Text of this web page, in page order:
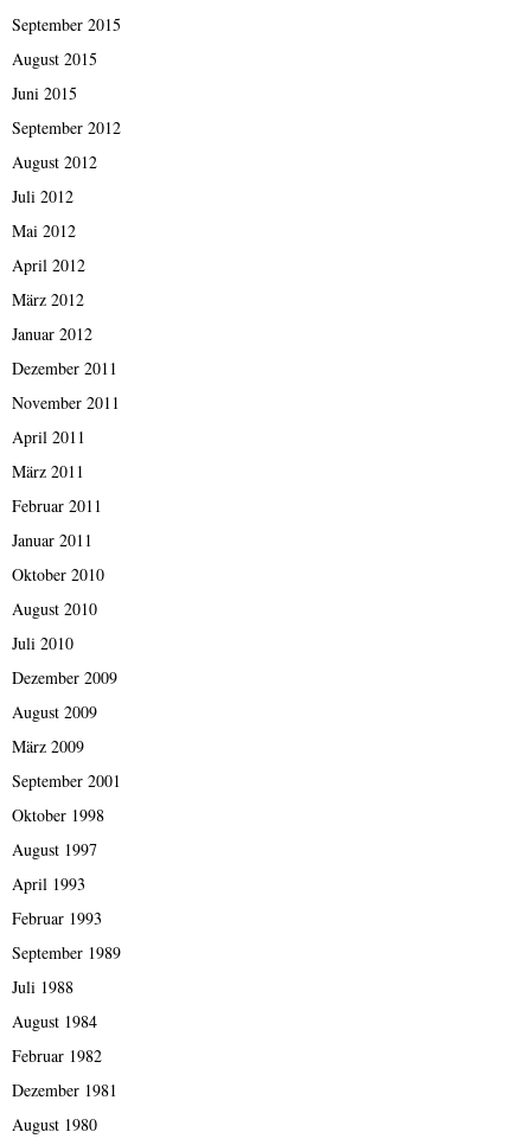
September 2015
August 2015
Juni 2015
September 2012
August 2012
Juli 2012
Mai 2012
April 2012
März 2012
Januar 2012
Dezember 2011
November 2011
April 2011
März 2011
Februar 2011
Januar 2011
Oktober 2010
August 2010
Juli 2010
Dezember 2009
August 2009
März 2009
September 2001
Oktober 1998
August 1997
April 1993
Februar 1993
September 1989
Juli 1988
August 1984
Februar 1982
Dezember 1981
August 1980